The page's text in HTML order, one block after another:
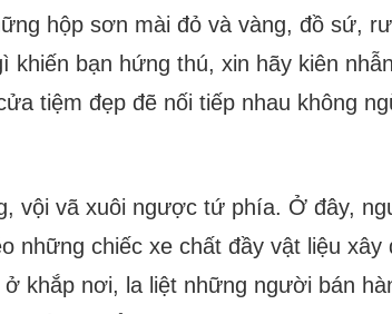
hộp sơn mài đỏ và vàng, đồ sứ,
bạn hứng thú, xin hãy kiên
tiệm đẹp đẽ nối tiếp nhau không
vội vã xuôi ngược tứ phía. Ở đây,
những chiếc xe chất đầy vật liệu xây
khắp nơi, la liệt những người bán